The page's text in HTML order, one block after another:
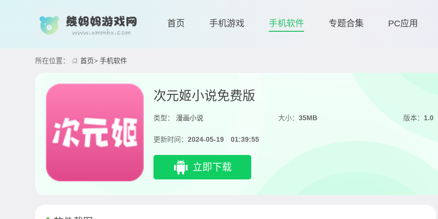
首页 手机游戏 手机软件 专题合集 PC应用
所在位置： 首页> 手机软件
次元姬小说免费版
类型： 漫画小说 大小：35MB 版本： 1.0
更新时间： 2024-05-19 01:39:55
立即下载